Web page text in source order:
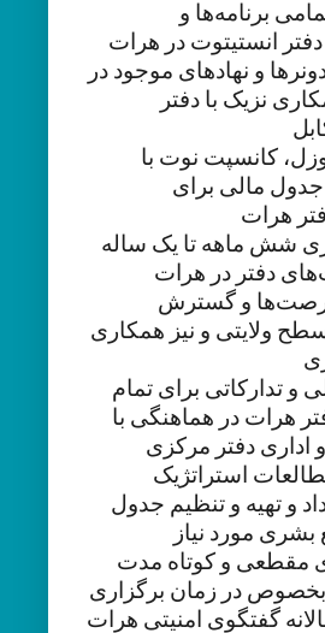
برنامه‌ها و
انستیتوت در هرات
و نهادهای موجود در
نزیک با دفتر
کانسپت نوت با
جدول مالی برای
هرات
شش ماهه تا یک ساله
دفتر در هرات
و گسترش
ولایتی و نیز همکاری
و تدارکاتی برای تمام
هرات در هماهنگی با
دفتر مرکزی
استراتژیک
و تهیه و تنظیم جدول
بشری مورد نیاز
مقطعی و کوتاه مدت
در زمان برگزاری
گفتگوی امنیتی هرات